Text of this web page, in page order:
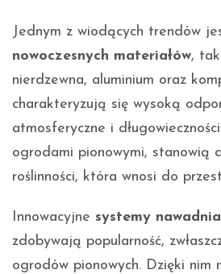
Jednym z wiodących trendów
nowoczesnych materiałów,
nierdzewna, aluminium oraz
charakteryzują się wysoką
atmosferyczne i
ogrodami pionowymi, stanowią
roślinności, która wnosi do
Innowacyjne systemy
zdobywają popularność,
ogrodów pionowych. Dzięki nim